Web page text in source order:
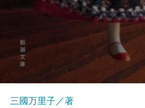
三國万里子／著